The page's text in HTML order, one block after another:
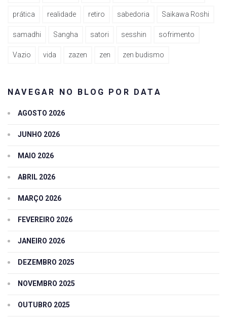
prática realidade retiro sabedoria Saikawa Roshi
samadhi Sangha satori sesshin sofrimento
Vazio vida zazen zen zen budismo
NAVEGAR NO BLOG POR DATA
AGOSTO 2026
JUNHO 2026
MAIO 2026
ABRIL 2026
MARÇO 2026
FEVEREIRO 2026
JANEIRO 2026
DEZEMBRO 2025
NOVEMBRO 2025
OUTUBRO 2025